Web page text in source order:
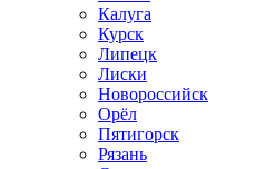
Калуга
Курск
Липецк
Лиски
Новороссийск
Орёл
Пятигорск
Рязань